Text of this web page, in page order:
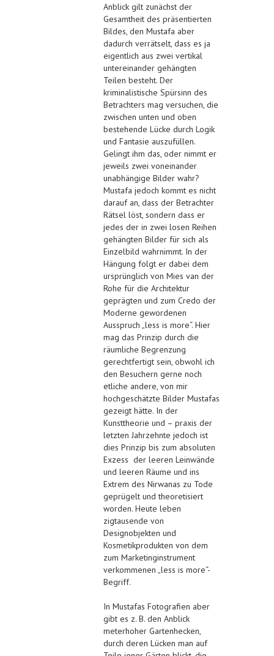
Anblick gilt zunächst der
Gesamtheit des präsentierten
Bildes, den Mustafa aber
dadurch verrätselt, dass es ja
eigentlich aus zwei vertikal
untereinander gehängten
Teilen besteht. Der
kriminalistische Spürsinn des
Betrachters mag versuchen, die
zwischen unten und oben
bestehende Lücke durch Logik
und Fantasie auszufüllen.
Gelingt ihm das, oder nimmt er
jeweils zwei voneinander
unabhängige Bilder wahr?
Mustafa jedoch kommt es nicht
darauf an, dass der Betrachter
Rätsel löst, sondern dass er
jedes der in zwei losen Reihen
gehängten Bilder für sich als
Einzelbild wahrnimmt. In der
Hängung folgt er dabei dem
ursprünglich von Mies van der
Rohe für die Architektur
geprägten und zum Credo der
Moderne gewordenen
Ausspruch „less is more“. Hier
mag das Prinzip durch die
räumliche Begrenzung
gerechtfertigt sein, obwohl ich
den Besuchern gerne noch
etliche andere, von mir
hochgeschätzte Bilder Mustafas
gezeigt hätte. In der
Kunsttheorie und – praxis der
letzten Jahrzehnte jedoch ist
dies Prinzip bis zum absoluten
Exzess der leeren Leinwände
und leeren Räume und ins
Extrem des Nirwanas zu Tode
geprügelt und theoretisiert
worden. Heute leben
zigtausende von
Designobjekten und
Kosmetikprodukten von dem
zum Marketinginstrument
verkommenen „less is more“-
Begriff.
In Mustafas Fotografien aber
gibt es z. B. den Anblick
meterhoher Gartenhecken,
durch deren Lücken man auf